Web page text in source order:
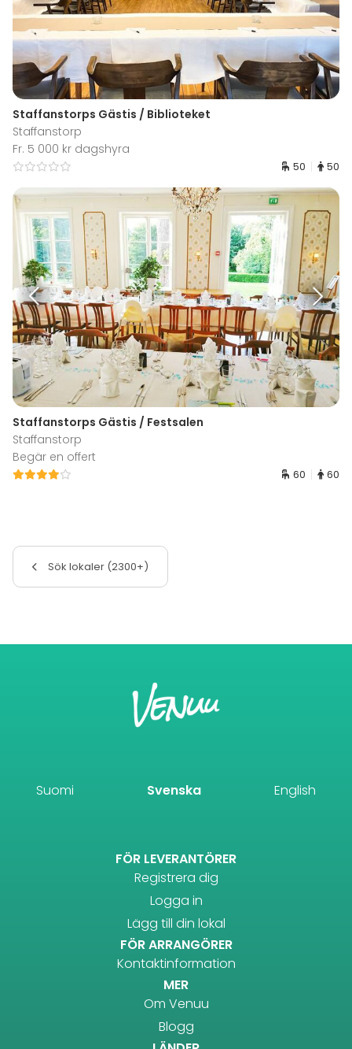
Staffanstorps Gästis / Biblioteket
Staffanstorp
Fr. 5 000 kr dagshyra
50 50
Staffanstorps Gästis / Festsalen
Staffanstorp
Begär en offert
60 60
Sök lokaler (2300+)
Suomi Svenska English
FÖR LEVERANTÖRER
Registrera dig
Logga in
Lägg till din lokal
FÖR ARRANGÖRER
Kontaktinformation
MER
Om Venuu
Blogg